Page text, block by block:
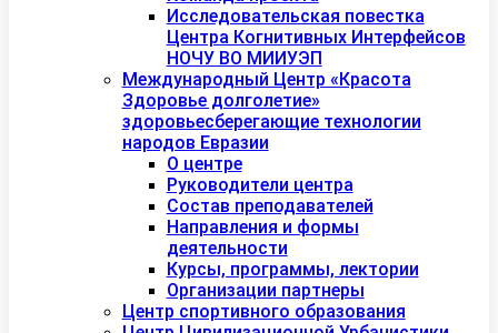
Исследовательская повестка
Центра Когнитивных Интерфейсов
НОЧУ ВО МИИУЭП
Международный Центр «Красота
Здоровье долголетие»
здоровьесберегающие технологии
народов Евразии
О центре
Руководители центра
Состав преподавателей
Направления и формы
деятельности
Курсы, программы, лектории
Организации партнеры
Центр спортивного образования